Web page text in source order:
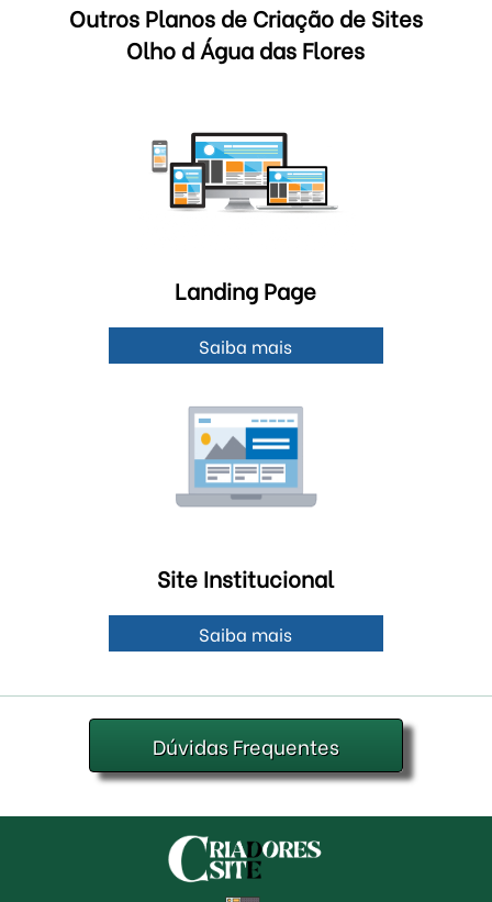
Outros Planos de Criação de Sites
Olho d Água das Flores
Landing Page
Saiba mais
Site Institucional
Saiba mais
Dúvidas Frequentes